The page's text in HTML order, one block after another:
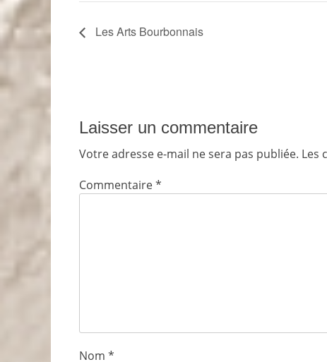
Les Arts Bourbonnais
Laisser un commentaire
Votre adresse e-mail ne sera pas publiée. Les
Commentaire*
Nom *